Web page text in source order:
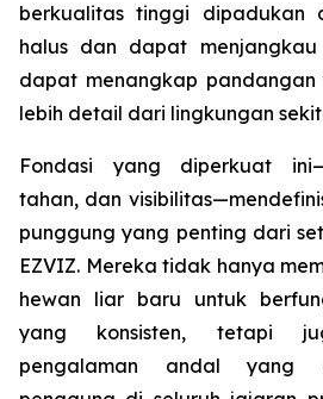
berkualitas tinggi dipadukan
halus dan dapat
dapat menangkap
lebih detail dari lingkungan
Fondasi yang diperkuat
tahan, dan
punggung yang penting dari
EZVIZ. Mereka tidak hanya
hewan liar baru untuk
yang konsisten, tetapi
pengalaman andal yang